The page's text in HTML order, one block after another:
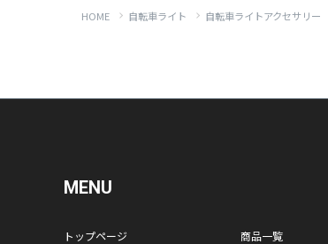
HOME 自転車ライト 自転車ライトアクセサリー
MENU
トップページ
商品一覧